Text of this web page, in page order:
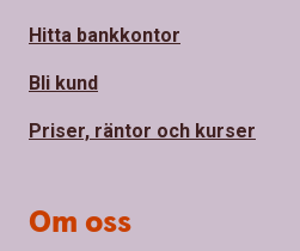
Hitta bankkontor
Bli kund
Priser, räntor och kurser
Om oss